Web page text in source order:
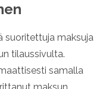
suoritettuja maksuja
tilaussivulta.
samalla